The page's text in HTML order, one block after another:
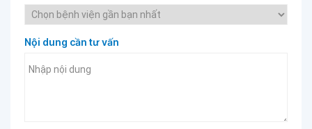
Nội dung cần tư vấn